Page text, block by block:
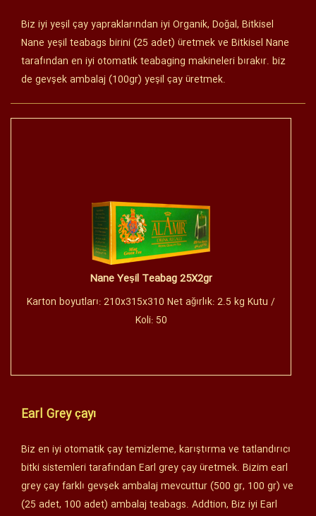
Biz iyi yeşil çay yapraklarından iyi Organik, Doğal, Bitkisel
Nane yeşil teabags birini (25 adet) üretmek ve Bitkisel Nane
tarafından en iyi otomatik teabaging makineleri bırakır. biz
de gevşek ambalaj (100gr) yeşil çay üretmek.
Nane Yeşil Teabag 25X2gr
Karton boyutları: 210x315x310 Net ağırlık: 2.5 kg Kutu /
Koli: 50
Earl Grey çayı
Biz en iyi otomatik çay temizleme, karıştırma ve tatlandırıcı
bitki sistemleri tarafından Earl grey çay üretmek. Bizim earl
grey çay farklı gevşek ambalaj mevcuttur (500 gr, 100 gr) ve
(25 adet, 100 adet) ambalaj teabags. Addtion, Biz iyi Earl